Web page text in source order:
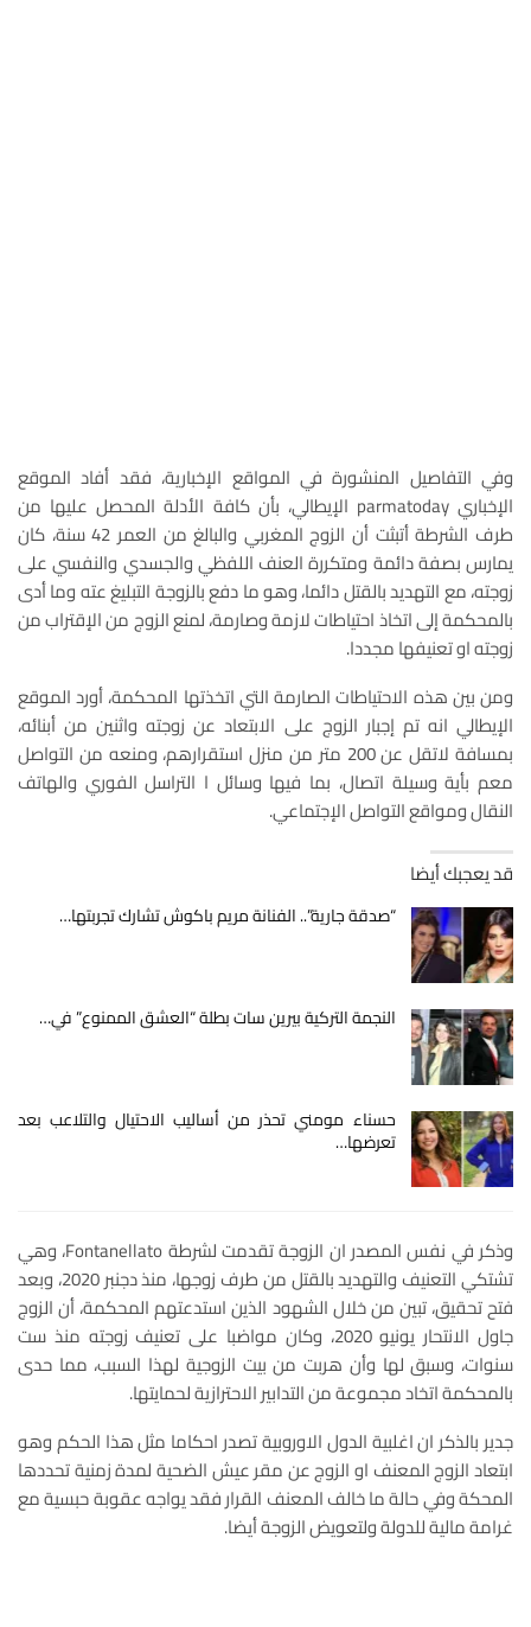
وفي التفاصيل المنشورة في المواقع الإخبارية، فقد أفاد الموقع
الإخباري parmatoday الإيطالي، بأن كافة الأدلة المحصل عليها من
طرف الشرطة أتبثت أن الزوج المغربي والبالغ من العمر 42 سنة، كان
يمارس بصفة دائمة ومتكررة العنف اللفظي والجسدي والنفسي على
زوجته، مع التهديد بالقتل دائما، وهو ما دفع بالزوجة التبليغ عته وما أدى
بالمحكمة إلى اتخاذ احتياطات لازمة وصارمة، لمنع الزوج من الإقتراب من
زوجته او تعنيفها مجددا.
ومن بين هذه الاحتياطات الصارمة التي اتخذتها المحكمة، أورد الموقع
الإيطالي انه تم إجبار الزوج على الابتعاد عن زوجته واثنين من أبنائه،
بمسافة لاتقل عن 200 متر من منزل استقرارهم، ومنعه من التواصل
معم بأية وسيلة اتصال، بما فيها وسائل ا التراسل الفوري والهاتف
النقال ومواقع التواصل الإجتماعي.
قد يعجبك أيضا
“صدقة جارية”.. الفنانة مريم باكوش تشارك تجربتها…
النجمة التركية بيرين سات بطلة “العشق الممنوع” في…
حسناء مومني تحذر من أساليب الاحتيال والتلاعب بعد
تعرضها…
وذكر في نفس المصدر ان الزوجة تقدمت لشرطة Fontanellato، وهي
تشتكي التعنيف والتهديد بالقتل من طرف زوجها، منذ دجنبر 2020، وبعد
فتح تحقيق، تبين من خلال الشهود الذين استدعتهم المحكمة، أن الزوج
جاول الانتحار يونيو 2020، وكان مواضبا على تعنيف زوجته منذ ست
سنوات، وسبق لها وأن هربت من بيت الزوجية لهذا السبب، مما حدى
بالمحكمة اتخاد مجموعة من التدابير الاحترازية لحمايتها.
جدير بالذكر ان اغلبية الدول الاوروبية تصدر احكاما مثل هذا الحكم وهو
ابتعاد الزوج المعنف او الزوج عن مقر عيش الضحية لمدة زمنية تحددها
المحكة وفي حالة ما خالف المعنف القرار فقد يواجه عقوبة حبسية مع
غرامة مالية للدولة ولتعويض الزوجة أيضا.